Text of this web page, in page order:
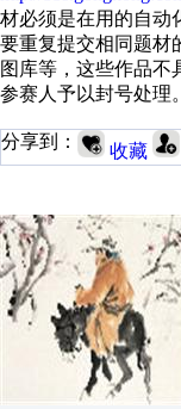
材必须是在用的自动
要重复提交相同题材
图库等，这些作品不
参赛人予以封号处理
分享到： 收藏